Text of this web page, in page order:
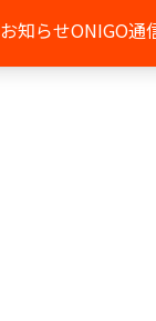
お知らせONIGO通